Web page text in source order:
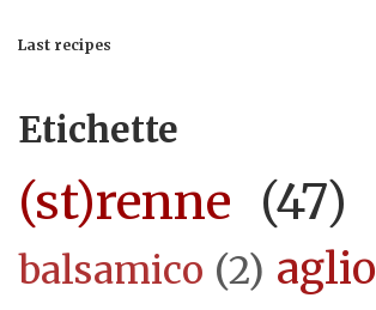
Last recipes
Etichette
(st)renne (47)
balsamico (2) aglio